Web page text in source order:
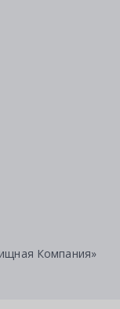
Компания»